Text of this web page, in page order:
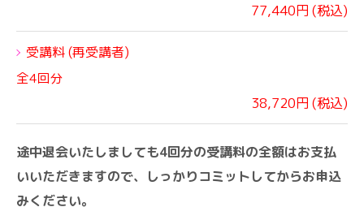
77,440円 (税込)
受講料 (再受講者)
全4回分
38,720円 (税込)
途中退会いたしましても4回分の受講料の全額はお支払
いいただきますので、しっかりコミットしてからお申込
みください。